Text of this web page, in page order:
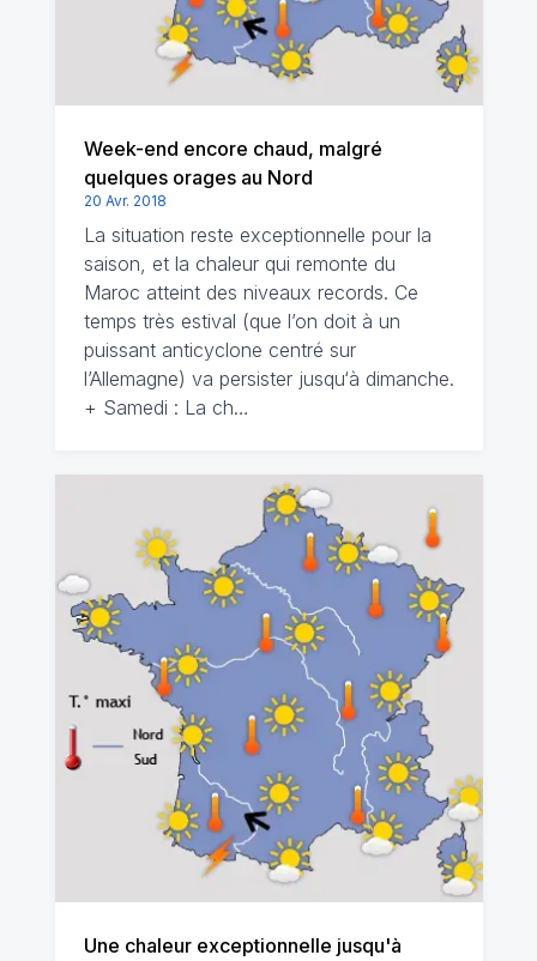
Week-end encore chaud, malgré
quelques orages au Nord
20 Avr. 2018
La situation reste exceptionnelle pour la
saison, et la chaleur qui remonte du
Maroc atteint des niveaux records. Ce
temps très estival (que l’on doit à un
puissant anticyclone centré sur
l’Allemagne) va persister jusqu‘à dimanche.
+ Samedi : La ch…
Une chaleur exceptionnelle jusqu'à